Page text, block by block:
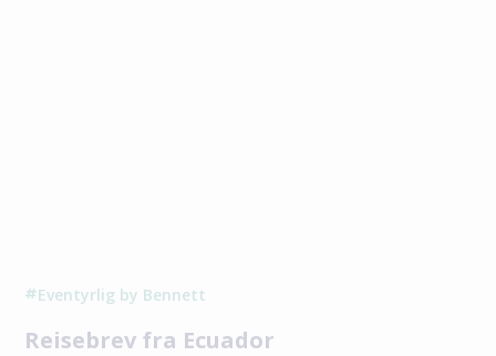
#Eventyrlig by Bennett
Reisebrev fra Ecuador